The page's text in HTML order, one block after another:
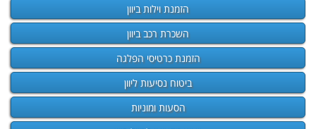
הזמנת וילות ביוון
השכרת רכב ביוון
הזמנת כרטיסי הפלגה
ביטוח נסיעות ליוון
הסעות ומוניות